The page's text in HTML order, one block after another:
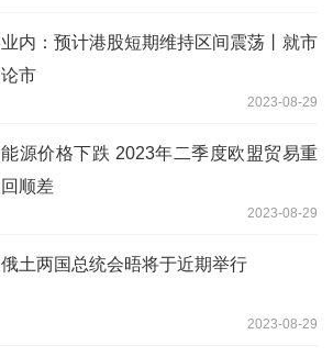
业内：预计港股短期维持区间震荡丨就市
论市
2023-08-29
能源价格下跌 2023年二季度欧盟贸易重
回顺差
2023-08-29
俄土两国总统会晤将于近期举行
2023-08-29